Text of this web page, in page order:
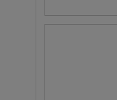
nach Marke: Reolink